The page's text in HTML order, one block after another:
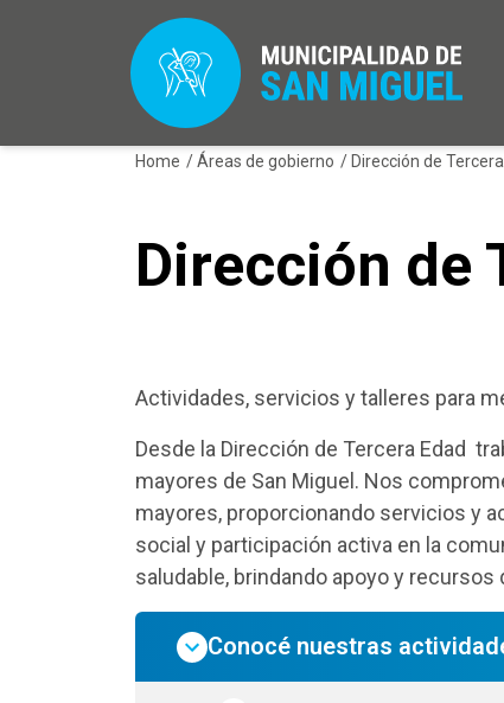
Home /Áreas de gobierno / Dirección de
Dirección de
Actividades, servicios y talleres para
Desde la Dirección de Tercera Edad
mayores de San Miguel. Nos
mayores, proporcionando servicios y
social y participación activa en la
saludable, brindando apoyo y
Conocé nuestras